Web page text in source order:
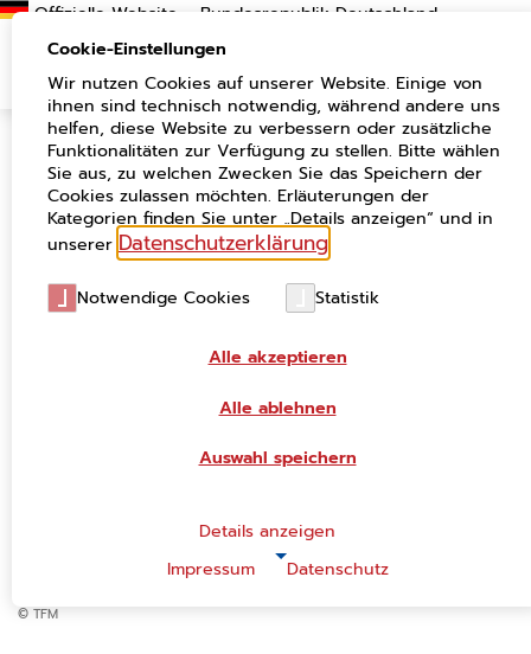
Föderales IT-Standardisierungsboard –
neues Gremium des deutschen IT-
Planungsrats nimmt seine Arbeit auf
07.06.2024
© TFM
Cookie-Einstellungen
Wir nutzen Cookies auf unserer Website. Einige von
ihnen sind technisch notwendig, während andere uns
helfen, diese Website zu verbessern oder zusätzliche
Funktionalitäten zur Verfügung zu stellen. Bitte wählen
Sie aus, zu welchen Zwecken Sie das Speichern der
Cookies zulassen möchten. Erläuterungen der
Kategorien finden Sie unter „Details anzeigen“ und in
unserer Datenschutzerklärung
Notwendige Cookies Statistik
Alle akzeptieren
Alle ablehnen
Auswahl speichern
Details anzeigen
NOTWENDIGE COOKIES
Impressum Datenschutz